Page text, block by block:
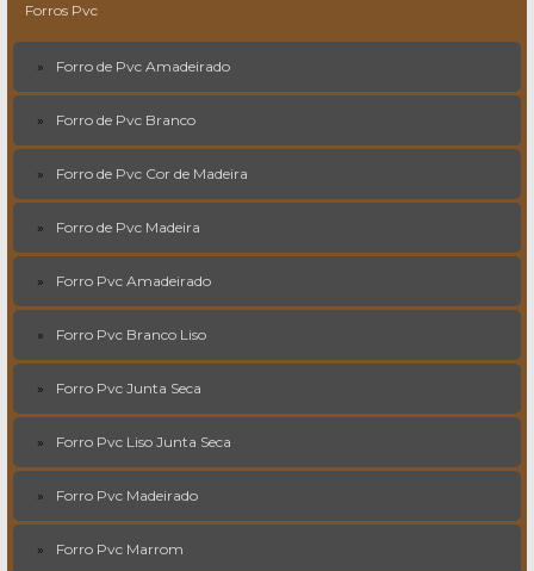
Forros Pvc
Forro de Pvc Amadeirado
Forro de Pvc Branco
Forro de Pvc Cor de Madeira
Forro de Pvc Madeira
Forro Pvc Amadeirado
Forro Pvc Branco Liso
Forro Pvc Junta Seca
Forro Pvc Liso Junta Seca
Forro Pvc Madeirado
Forro Pvc Marrom